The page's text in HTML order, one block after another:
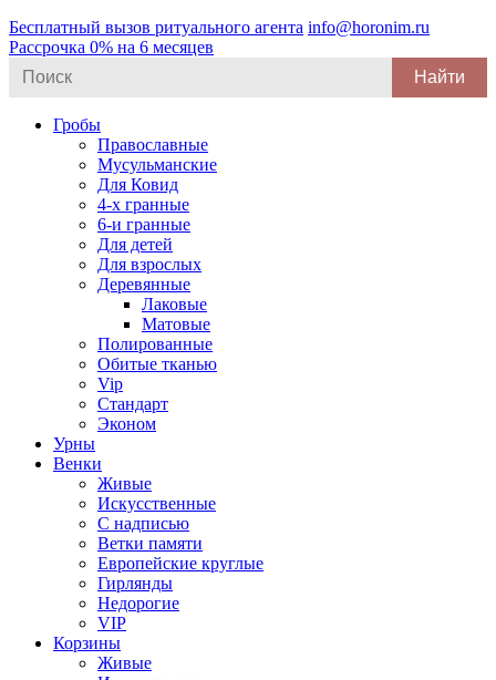
Бесплатный вызов ритуального агента info@horonim.ru
Рассрочка 0% на 6 месяцев
for:
Гробы
Православные
Мусульманские
Для Ковид
4-х гранные
6-и гранные
Для детей
Для взрослых
Деревянные
Лаковые
Матовые
Полированные
Обитые тканью
Vip
Стандарт
Эконом
Урны
Венки
Живые
Искусственные
С надписью
Ветки памяти
Европейские круглые
Гирлянды
Недорогие
VIP
Корзины
Живые